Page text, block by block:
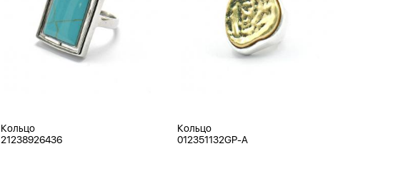
Кольцо
21238926436
Кольцо
012351132GP-A